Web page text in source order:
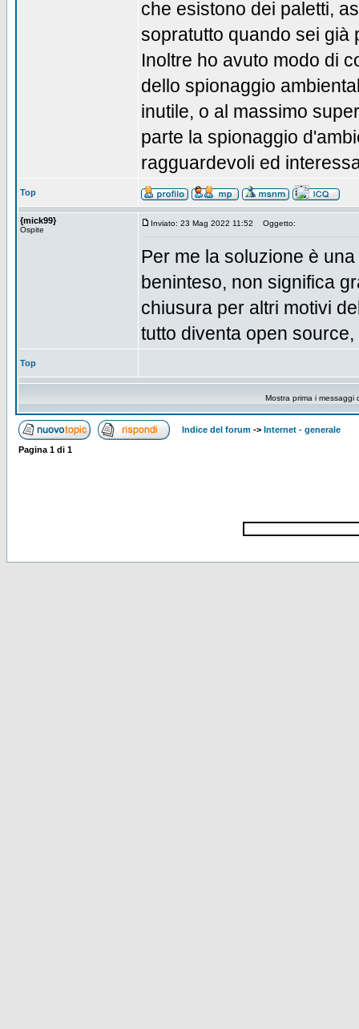
che esistono dei paletti,
sopratutto quando sei già
Inoltre ho avuto modo di
dello spionaggio
inutile, o al massimo
parte la spionaggio
ragguardevoli ed
Top
{mick99}
Ospite
Inviato: 23 Mag 2022 11:52 Oggetto:
Per me la soluzione è
beninteso, non significa
chiusura per altri motivi
tutto diventa open
Top
Mostra prima i messaggi
Indice del forum -> Internet - generale
Pagina 1 di 1